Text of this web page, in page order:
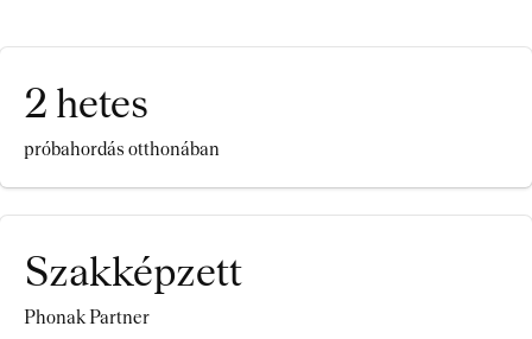
2 hetes
próbahordás otthonában
Szakképzett
Phonak Partner